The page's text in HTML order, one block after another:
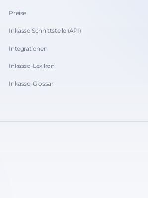
Preise
Inkasso Schnittstelle (API)
Integrationen
Inkasso-Lexikon
Inkasso-Glossar